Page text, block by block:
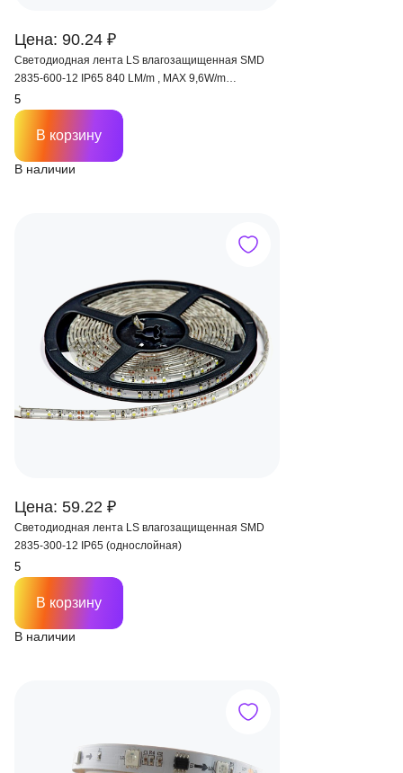
Цена: 90.24 ₽
Светодиодная лента LS влагозащищенная SMD
2835-600-12 IP65 840 LM/m , MAX 9,6W/m
(двухслойная)
В наличии
В корзину
Цена: 59.22 ₽
Светодиодная лента LS влагозащищенная SMD
2835-300-12 IP65 (однослойная)
В наличии
В корзину